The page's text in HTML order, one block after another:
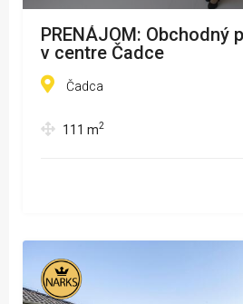
PRENÁJOM: Obchodný
v centre Čadce
Čadca
111 m2